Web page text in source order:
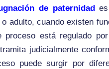
de paternidad
adulto, cuando existen
proceso está regulado
judicialmente
puede surgir por